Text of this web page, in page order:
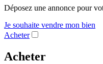
Déposez une annonce pour
Je souhaite vendre mon bien
Acheter
Acheter